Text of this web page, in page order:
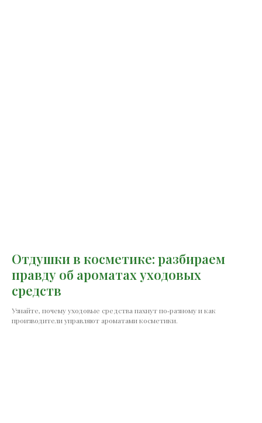
Отдушки в косметике: разбираем
правду об ароматах уходовых
средств
Узнайте, почему уходовые средства пахнут по‑разному и как
производители управляют ароматами косметики.